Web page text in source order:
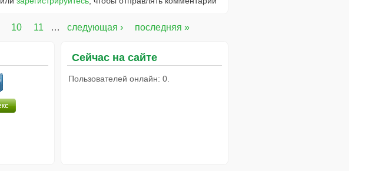
10 11 … следующая › последняя »
Сейчас на сайте
Пользователей онлайн: 0.